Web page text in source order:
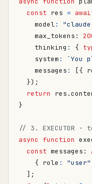
const res =
model:
max_tokens :
thinking : {
system : `You
messages : [{
});
return
res .
}
async function
const messages :
{ role : "user"
];